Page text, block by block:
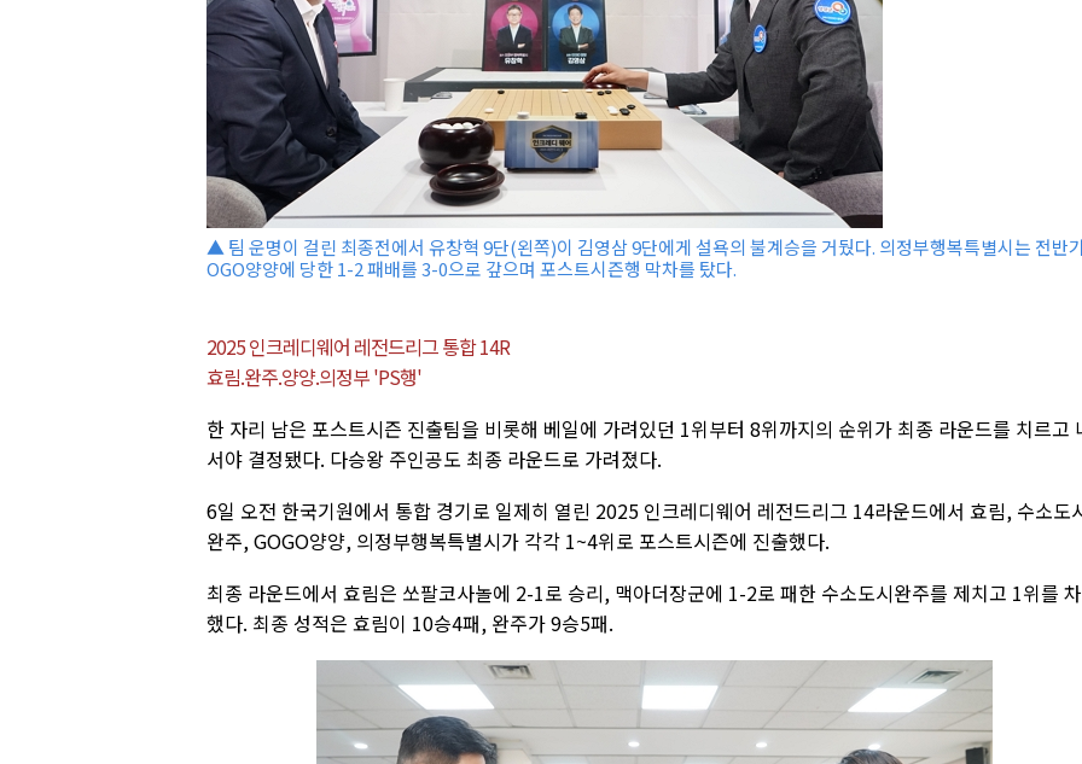
▲ 팀 운명이 걸린 최종전에서 유창혁 9단(왼쪽)이 김영삼 9단에게 설욕의 불계승을 거뒀다. 의정부행복특별시는 전반
OGO양양에 당한 1-2 패배를 3-0으로 갚으며 포스트시즌행 막차를 탔다.
2025 인크레디웨어 레전드리그 통합 14R
효림.완주.양양.의정부 'PS행'
한 자리 남은 포스트시즌 진출팀을 비롯해 베일에 가려있던 1위부터 8위까지의 순위가 최종 라운드를 치르고
서야 결정됐다. 다승왕 주인공도 최종 라운드로 가려졌다.
6일 오전 한국기원에서 통합 경기로 일제히 열린 2025 인크레디웨어 레전드리그 14라운드에서 효림, 수소도
완주, GOGO양양, 의정부행복특별시가 각각 1~4위로 포스트시즌에 진출했다.
최종 라운드에서 효림은 쏘팔코사놀에 2-1로 승리, 맥아더장군에 1-2로 패한 수소도시완주를 제치고 1위를
했다. 최종 성적은 효림이 10승4패, 완주가 9승5패.